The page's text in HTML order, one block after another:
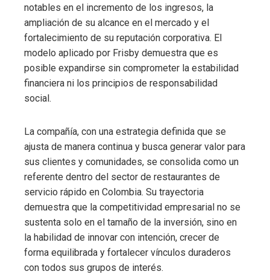
notables en el incremento de los ingresos, la
ampliación de su alcance en el mercado y el
fortalecimiento de su reputación corporativa. El
modelo aplicado por Frisby demuestra que es
posible expandirse sin comprometer la estabilidad
financiera ni los principios de responsabilidad
social.
La compañía, con una estrategia definida que se
ajusta de manera continua y busca generar valor para
sus clientes y comunidades, se consolida como un
referente dentro del sector de restaurantes de
servicio rápido en Colombia. Su trayectoria
demuestra que la competitividad empresarial no se
sustenta solo en el tamaño de la inversión, sino en
la habilidad de innovar con intención, crecer de
forma equilibrada y fortalecer vínculos duraderos
con todos sus grupos de interés.